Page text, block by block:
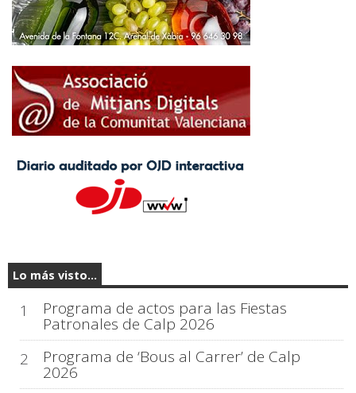
Lo más visto...
1 Programa de actos para las Fiestas
Patronales de Calp 2026
2
Programa de ‘Bous al Carrer’ de Calp
2026